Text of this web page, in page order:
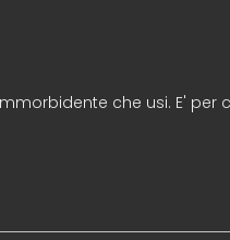
che usi. E' per